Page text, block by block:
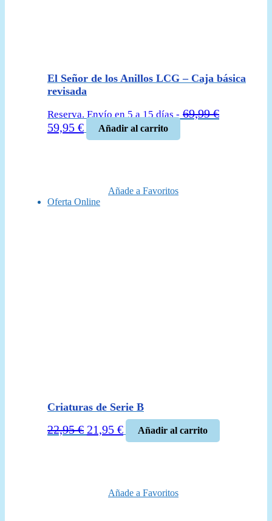
El Señor de los Anillos LCG – Caja básica
revisada
Reserva. Envío en 5 a 15 días - 69,99€
El
59,95 €El
precio
Añadir al carrito
Añade a Favoritos
Oferta Online
Criaturas de Serie B
22,95€ El
21,95 €El
precio
Añadir al carrito
Añade a Favoritos